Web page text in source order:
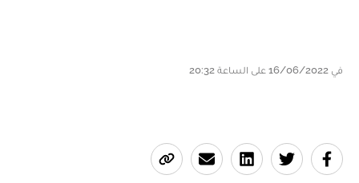
في 16/06/2022 على الساعة 20:32